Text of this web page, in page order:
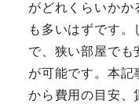
がどれくらいかか
も多いはずです
で、狭い部屋でも
が可能です。本
から費用の目安、